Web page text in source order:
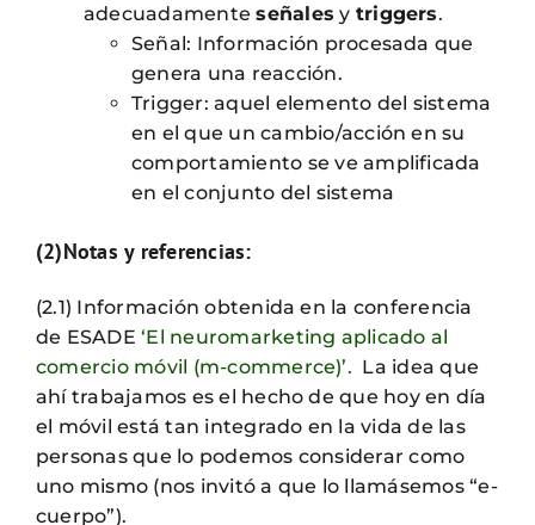
adecuadamenteseñales y triggers.
Señal: Información procesada que
genera una reacción.
Trigger: aquel elemento del sistema
en el que un cambio/acción en su
comportamiento se ve amplificada
en el conjunto del sistema
(2)Notas y referencias:
(2.1) Información obtenida en la conferencia
de ESADE‘El neuromarketing aplicado al
comercio móvil (m-commerce)’. La idea que
ahí trabajamos es el hecho de que hoy en día
el móvil está tan integrado en la vida de las
personas que lo podemos considerar como
uno mismo (nos invitó a que lo llamásemos “e-
cuerpo”).